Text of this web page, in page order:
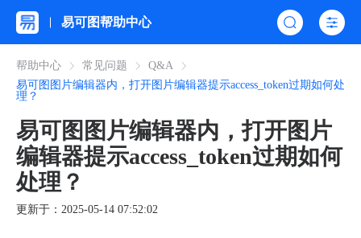
易可图帮助中心
帮助中心 常见问题
Q&A
易可图图片编辑器内，打开图片编辑器提示access_token过期如何处
理？
易可图图片编辑器内，打开图片
编辑器提示access_token过期如何
处理？
更新于：2025-05-14 07:52:02